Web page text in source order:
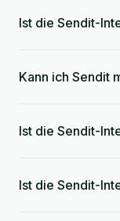
Ist die Sendit-
Kann ich Sendit
Ist die Sendit-
Ist die Sendit-